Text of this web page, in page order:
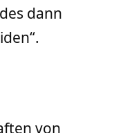
dann
von